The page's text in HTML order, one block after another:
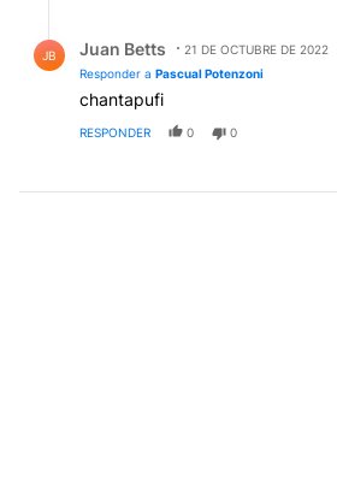
JB Juan Betts
21 DE OCTUBRE DE 2022
Responder a Pascual Potenzoni
chantapufi
RESPONDER 0 0